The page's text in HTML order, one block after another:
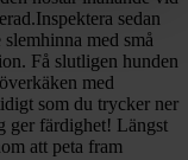
sedan
med små
Få slutligen hunden
med
som du trycker ner
ger färdighet! Längst
att peta fram